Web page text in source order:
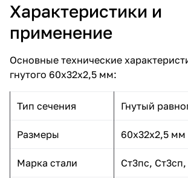
Характеристики и
применение
Основные технические
гнутого 60х32х2,5 мм:
Тип сечения Гнутый
Размеры 60x32x2,5 мм
Марка стали Ст3пс, Ст3сп,